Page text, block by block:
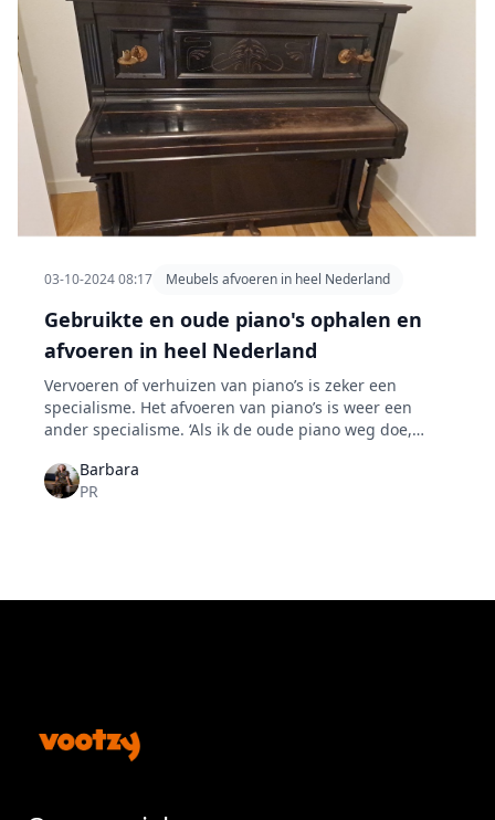
03-10-2024 08:17 Meubels afvoeren in heel Nederland
Gebruikte en oude piano's ophalen en
afvoeren in heel Nederland
Vervoeren of verhuizen van piano’s is zeker een
specialisme. Het afvoeren van piano’s is weer een
ander specialisme. ‘Als ik de oude piano weg doe,
dat maakt het verplaatsen of afvoeren van een piano
wat ingewikkelder. Bij het afvoeren van je piano
Barbara
PR